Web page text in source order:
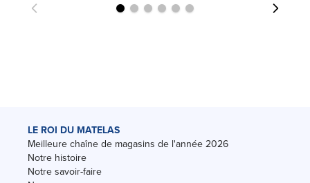
LE ROI DU MATELAS
Meilleure chaîne de magasins de l'année 2026
Notre histoire
Notre savoir-faire